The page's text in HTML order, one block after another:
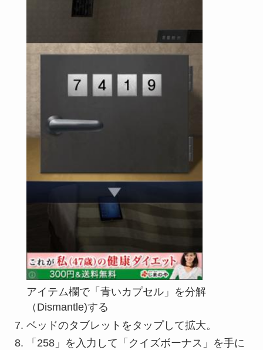
アイテム欄で「青いカプセル」を分解
（Dismantle)する
ベッドのタブレットをタップして拡大。
「258」を入力して「クイズボーナス」を手に